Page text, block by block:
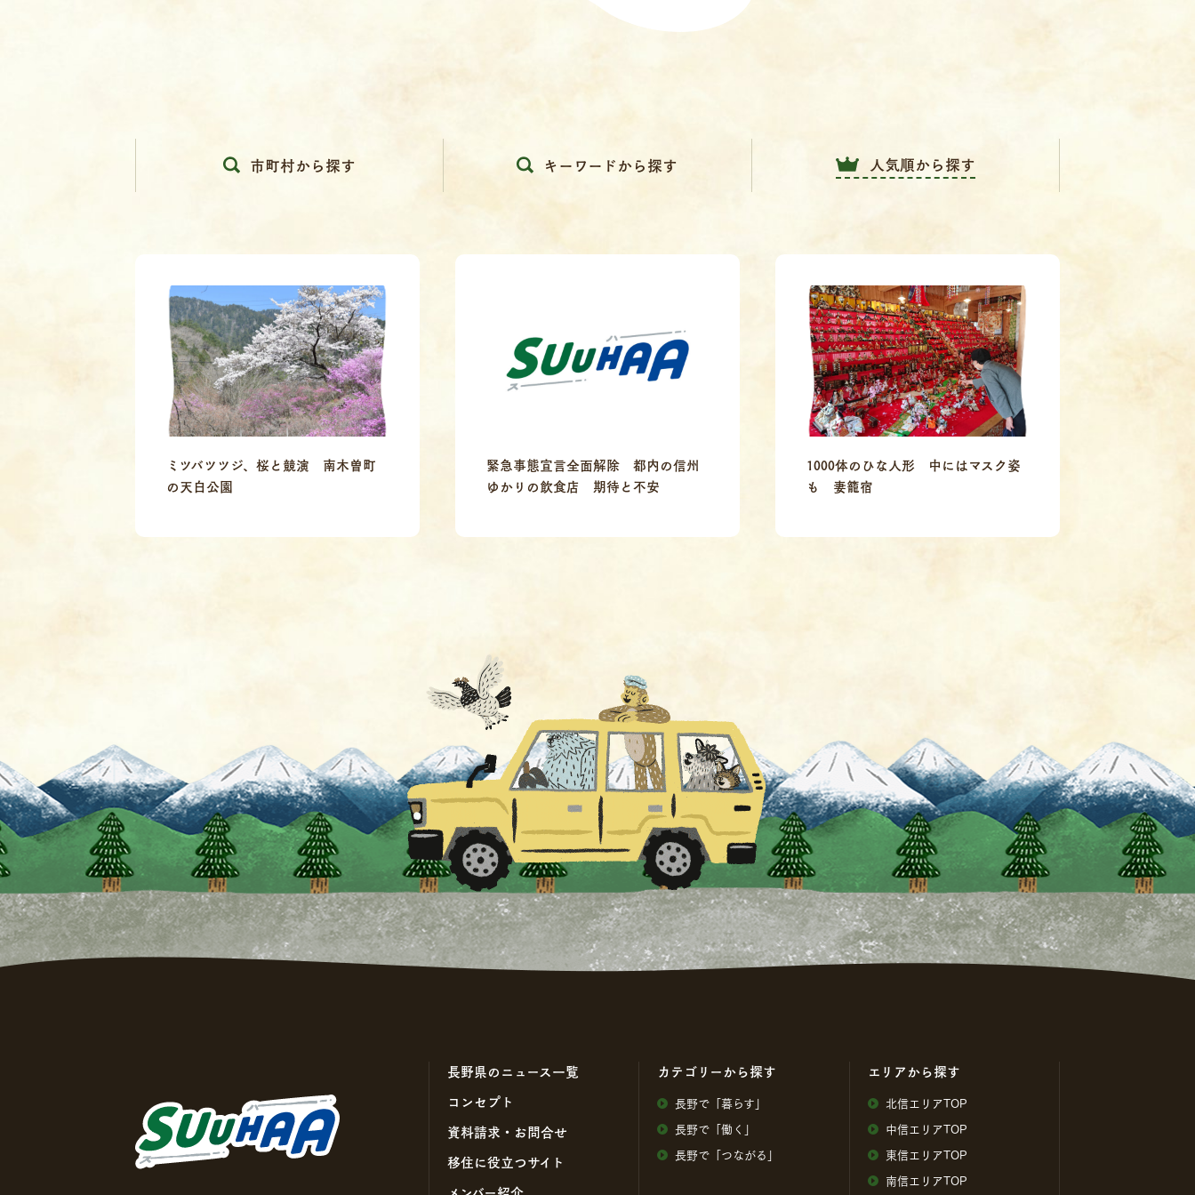
市町村から探す キーワードから探す 人気順から探す
ミツバツツジ、桜と競演 南木曽町
の天白公園
緊急事態宣言全面解除 都内の信州
ゆかりの飲食店 期待と不安
1000体のひな人形 中にはマスク姿
も 妻籠宿
⻑野県のニュース⼀覧
コンセプト
資料請求・お問合せ
移住に役⽴つサイト
カテゴリーから探す
⻑野で「暮らす」
⻑野で「働く」
⻑野で「つながる」
エリアから探す
北信エリアTOP
中信エリアTOP
東信エリアTOP
南信エリアTOP